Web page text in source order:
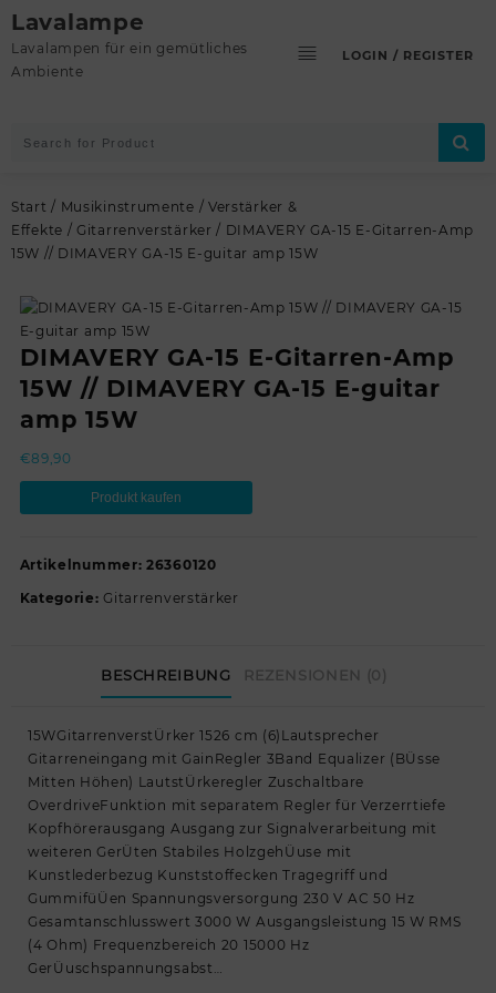
Skip
to
content
Lavalampe
Lavalampen für ein gemütliches
Ambiente
LOGIN / REGISTER
Start / Musikinstrumente / Verstärker &
Effekte /Gitarrenverstärker / DIMAVERY GA-15 E-Gitarren-Amp
15W // DIMAVERY GA-15 E-guitar amp 15W
DIMAVERY GA-15 E-Gitarren-Amp
15W // DIMAVERY GA-15 E-guitar
amp 15W
€89,90
Produkt kaufen
Artikelnummer: 26360120
Kategorie:Gitarrenverstärker
BESCHREIBUNG REZENSIONEN (0)
15WGitarrenverstÜrker 1526 cm (6)Lautsprecher
Gitarreneingang mit GainRegler 3Band Equalizer (BÜsse
Mitten Höhen) LautstÜrkeregler Zuschaltbare
OverdriveFunktion mit separatem Regler für Verzerrtiefe
Kopfhörerausgang Ausgang zur Signalverarbeitung mit
weiteren GerÜten Stabiles HolzgehÜuse mit
Kunstlederbezug Kunststoffecken Tragegriff und
GummifüÜen Spannungsversorgung 230 V AC 50 Hz
Gesamtanschlusswert 3000 W Ausgangsleistung 15 W RMS
(4 Ohm) Frequenzbereich 20 15000 Hz
GerÜuschspannungsabst…